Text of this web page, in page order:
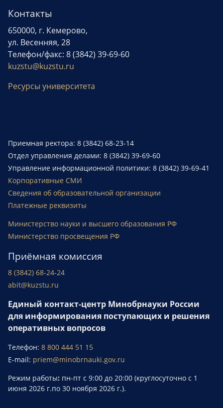
Контакты
650000, г. Кемерово,
ул. Весенняя, 28
Телефон/факс: 8 (3842) 39-69-60
kuzstu@kuzstu.ru
Ресурсы университета
Приемная ректора: 8 (3842) 68-23-14
Отдел управления делами: 8 (3842) 39-69-60
Управление информационной политики: 8 (3842) 39-69-41
Корпоративные СМИ
Сведения об образовательной организации
Платежные реквизиты
Министерство науки и высшего образования РФ
Министерство просвещения РФ
Приёмная комиссия
8 (3842) 68-24-24
abit@kuzstu.ru
Единый контакт-центр Минобрнауки России
для информирования поступающих и решения
оперативных вопросов
Телефон: 8 800 444 51 15
E-mail: priem@minobrnauki.gov.ru
Режим работы: пн-пт с 9:00 до 20:00 (круглосуточно с 1
июня 2026 г.по 30 ноября 2026 г.).